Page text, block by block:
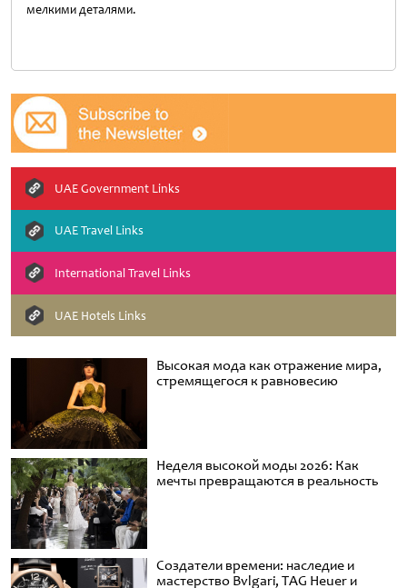
Высокая мода как отражение мира,
стремящегося к равновесию
Неделя высокой моды 2026: Как
мечты превращаются в реальность
Создатели времени: наследие и
мастерство Bvlgari, TAG Heuer и
мелкими деталями.
UAE Government Links
UAE Travel Links
International Travel Links
UAE Hotels Links